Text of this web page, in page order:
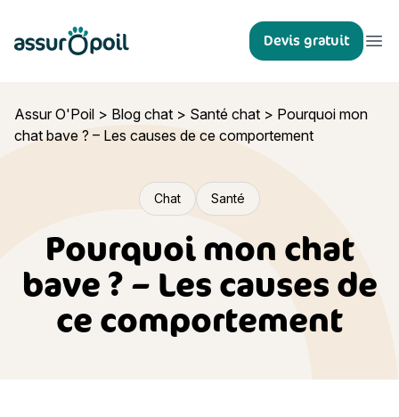
Assur O'Poil Devis gratuit
Assur O'Poil > Blog chat > Santé chat > Pourquoi mon
chat bave ? – Les causes de ce comportement
Chat Santé
Pourquoi mon chat
bave ? – Les causes de
ce comportement